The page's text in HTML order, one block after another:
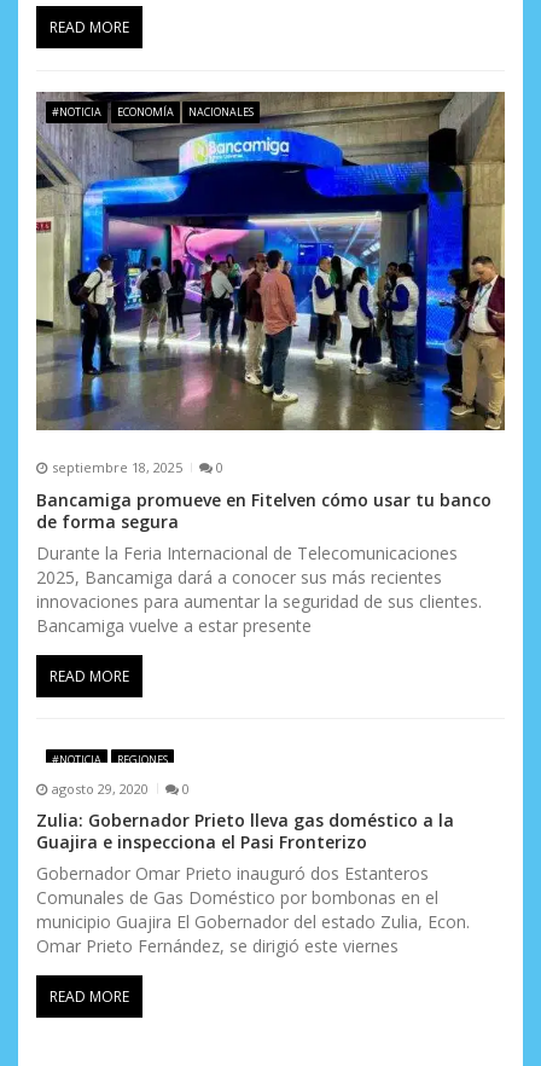
READ MORE
#NOTICIA ECONOMÍA NACIONALES
septiembre 18, 2025 0
Bancamiga promueve en Fitelven cómo usar tu banco
de forma segura
Durante la Feria Internacional de Telecomunicaciones
2025, Bancamiga dará a conocer sus más recientes
innovaciones para aumentar la seguridad de sus clientes.
Bancamiga vuelve a estar presente
READ MORE
#NOTICIA REGIONES
agosto 29, 2020 0
Zulia: Gobernador Prieto lleva gas doméstico a la
Guajira e inspecciona el Pasi Fronterizo
Gobernador Omar Prieto inauguró dos Estanteros
Comunales de Gas Doméstico por bombonas en el
municipio Guajira El Gobernador del estado Zulia, Econ.
Omar Prieto Fernández, se dirigió este viernes
READ MORE